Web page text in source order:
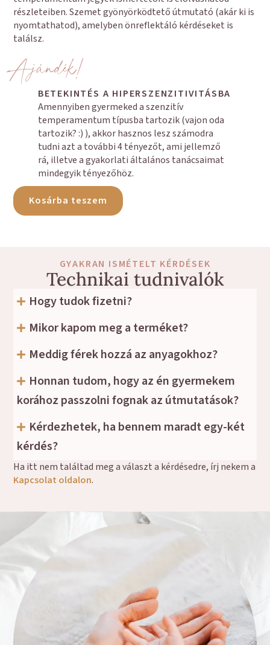
részleteiben. Szemet gyönyörködtető útmutató (akár ki is
nyomtathatod), amelyben önreflektáló kérdéseket is
találsz.
Ajándék!
BETEKINTÉS A HIPERSZENZITIVITÁSBA
Amennyiben gyermeked a szenzitív
temperamentum típusba tartozik (vajon oda
tartozik? :) ), akkor hasznos lesz számodra
tudni azt a további 4 tényezőt, ami jellemző
rá, illetve a gyakorlati általános tanácsaimat
mindegyik tényezőhöz.
Kosárba teszem
GYAKRAN ISMÉTELT KÉRDÉSEK
Technikai tudnivalók
Hogy tudok fizetni?
Mikor kapom meg a terméket?
Meddig férek hozzá az anyagokhoz?
Honnan tudom, hogy az én gyermekem
korához passzolni fognak az útmutatások?
Kérdezhetek, ha bennem maradt egy-két
kérdés?
Ha itt nem találtad meg a választ a kérdésedre, írj nekem a
Kapcsolat oldalon.